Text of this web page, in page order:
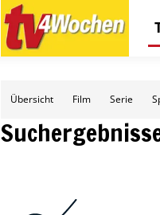
Übersicht Film Serie